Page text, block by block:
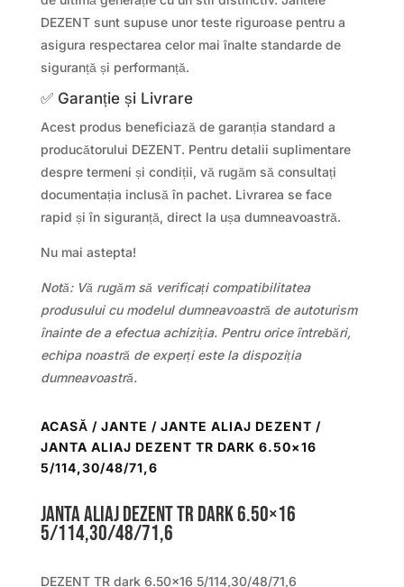
DEZENT sunt supuse unor teste riguroase pentru a
asigura respectarea celor mai înalte standarde de
siguranță și performanță.
✅ Garanție și Livrare
Acest produs beneficiază de garanția standard a
producătorului DEZENT. Pentru detalii suplimentare
despre termeni și condiții, vă rugăm să consultați
documentația inclusă în pachet. Livrarea se face
rapid și în siguranță, direct la ușa dumneavoastră.
Nu mai astepta!
Notă: Vă rugăm să verificați compatibilitatea
produsului cu modelul dumneavoastră de autoturism
înainte de a efectua achiziția. Pentru orice întrebări,
echipa noastră de experți este la dispoziția
dumneavoastră.
ACASĂ / JANTE / JANTE ALIAJ DEZENT /
JANTA ALIAJ DEZENT TR DARK 6.50×16
5/114,30/48/71,6
Janta aliaj DEZENT TR dark 6.50×16
5/114,30/48/71,6
DEZENT TR dark 6.50×16 5/114,30/48/71,6